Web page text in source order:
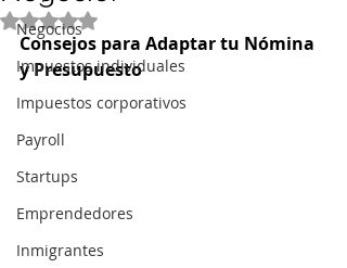
Negocios
Impuestos individuales
Impuestos corporativos
Payroll
Startups
Emprendedores
Inmigrantes
Obtuvo NaN de 5 estrellas.
Consejos para Adaptar tu Nómina
y Presupuesto